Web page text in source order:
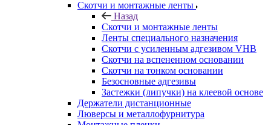
Скотчи и монтажные ленты
Назад
Скотчи и монтажные ленты
Ленты специального назначения
Скотчи с усиленным адгезивом VHB
Скотчи на вспененном основании
Скотчи на тонком основании
Безосновные адгезивы
Застежки (липучки) на клеевой основе
Держатели дистанционные
Люверсы и металлофурнитура